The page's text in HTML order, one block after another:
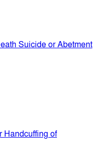
Suicide or Abetment
Handcuffing of